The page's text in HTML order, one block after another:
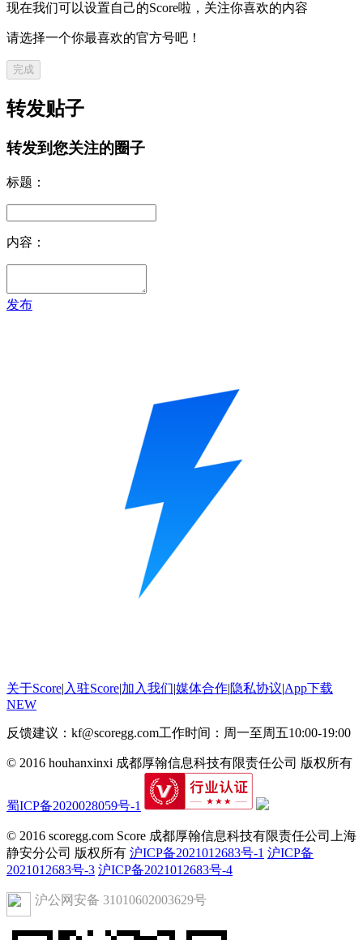
现在我们可以设置自己的Score啦，关注你喜欢的内容
请选择一个你最喜欢的官方号吧！
完成
转发贴子
转发到您关注的圈子
标题：
内容：
发布
关于Score| 入驻Score|加入我们|媒体合作|隐私协议|App下载
NEW
反馈建议：kf@scoregg.com工作时间：周一至周五10:00-19:00
© 2016 houhanxinxi 成都厚翰信息科技有限责任公司 版权所有
蜀ICP备2020028059号-1
© 2016 scoregg.com Score 成都厚翰信息科技有限责任公司上海
静安分公司 版权所有 沪ICP备2021012683号-1 沪ICP备
2021012683号-3 沪ICP备2021012683号-4
沪公网安备 31010602003629号